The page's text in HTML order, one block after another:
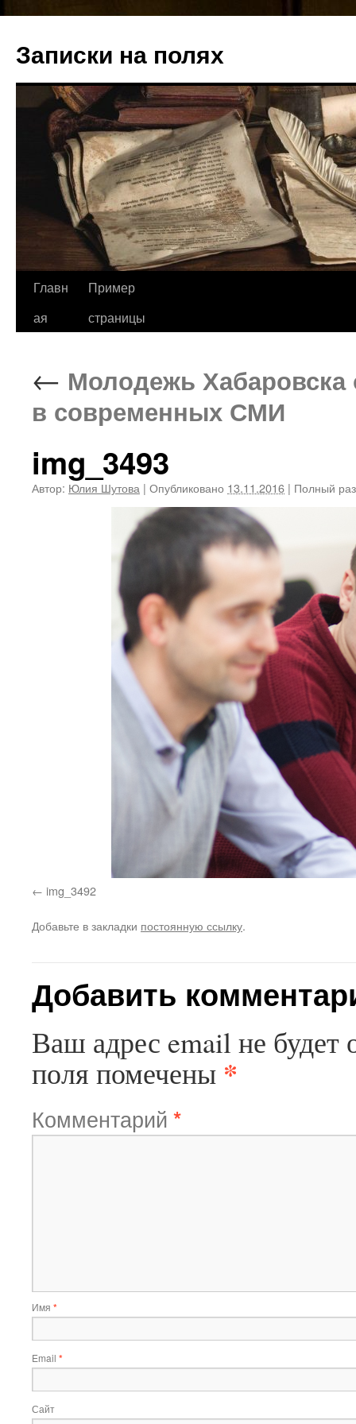
Записки на полях
Перейти
Главн
ая
Пример
страницы
← Молодежь Хабаровска
в современных СМИ
img_3493
Автор: Юлия Шутова | Опубликовано 13.11.2016 | Полный
img_3492
Добавьте в закладки постоянную ссылку.
Добавить
Ваш адрес email не будет
поля помечены *
Комментарий *
Имя *
Email *
Сайт